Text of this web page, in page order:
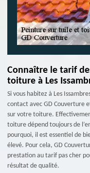
Connaître le tarif
toiture à Les
Si vous habitez à Les
contact avec GD Couverture
sur votre toiture.
toiture dépend toujours de
pourquoi, il est essentiel de
élevé. Pour cela, GD
prestation au tarif pas cher
résultat de qualité.